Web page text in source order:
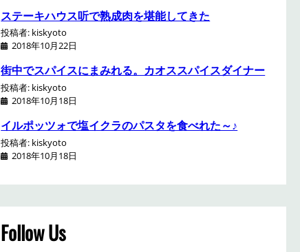
ステーキハウス听で熟成肉を堪能してきた
投稿者: kiskyoto
2018年10月22日
街中でスパイスにまみれる。カオススパイスダイナー
投稿者: kiskyoto
2018年10月18日
イルポッツォで塩イクラのパスタを食べれた～♪
投稿者: kiskyoto
2018年10月18日
Follow Us